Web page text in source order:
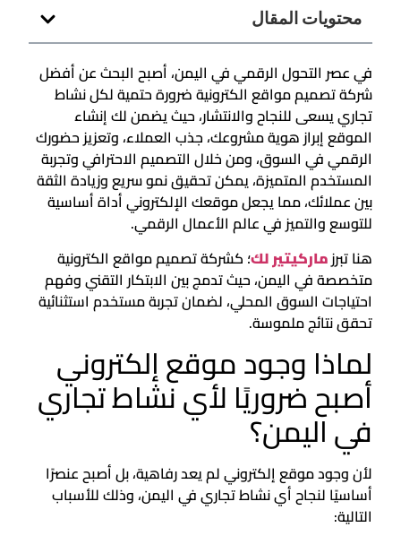
محتويات المقال
في عصر التحول الرقمي في اليمن، أصبح البحث عن أفضل
شركة تصميم مواقع الكترونية ضرورة حتمية لكل نشاط
تجاري يسعى للنجاح والانتشار، حيث يضمن لك إنشاء
الموقع إبراز هوية مشروعك، جذب العملاء، وتعزيز حضورك
الرقمي في السوق، ومن خلال التصميم الاحترافي وتجربة
المستخدم المتميزة، يمكن تحقيق نمو سريع وزيادة الثقة
بين عملائك، مما يجعل موقعك الإلكتروني أداة أساسية
للتوسع والتميز في عالم الأعمال الرقمي.
هنا تبرزماركيتير لك؛ كشركة تصميم مواقع الكترونية
متخصصة في اليمن، حيث تدمج بين الابتكار التقني وفهم
احتياجات السوق المحلي، لضمان تجربة مستخدم استثنائية
تحقق نتائج ملموسة.
لماذا وجود موقع إلكتروني
أصبح ضروريًا لأي نشاط تجاري
في اليمن؟
لأن وجود موقع إلكتروني لم يعد رفاهية، بل أصبح عنصرًا
أساسيًا لنجاح أي نشاط تجاري في اليمن، وذلك للأسباب
التالية: